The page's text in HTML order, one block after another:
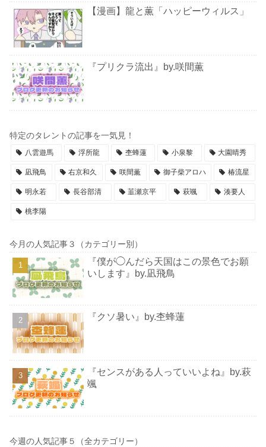
【漫画】龍と薫「ハッピーウィルス」
『プリクラ流出』by.咲間薫
特定のタレントの記事を一気見！
八雲遊馬 浮所龍 杢蜂蓮 小泉黎 大園晴秀
凪飛鳥 右京和久 咲間薫 御子柴アロハ 椿流星
明永若 長谷部清 韮瀬京平 萩颯 湊要人
桃李陽
今月の人気記事３（カテゴリー別）
『僕が◯んだら天国はこの景色でお願
いします』by.凪飛鳥
『クソ暑い』by.杢蜂蓮
『センスがある人っていいよね』by.萩
颯
今週の人気記事５（全カテゴリー）